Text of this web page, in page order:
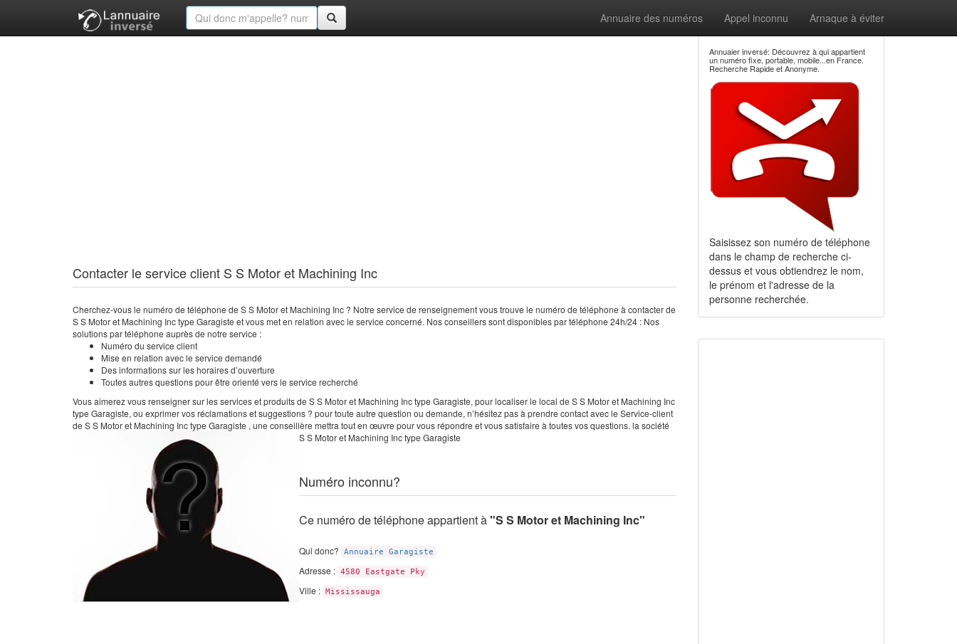
Annuaire des numéros Appel inconnu Arnaque à éviter
Contacter le service client S S Motor et Machining Inc
Cherchez-vous le numéro de téléphone de S S Motor et Machining Inc ? Notre service de renseignement vous trouve le numéro de téléphone à contacter de
S S Motor et Machining Inc type Garagiste et vous met en relation avec le service concerné. Nos conseillers sont disponibles par téléphone 24h/24 : Nos
solutions par téléphone auprès de notre service :
Numéro du service client
Mise en relation avec le service demandé
Des informations sur les horaires d’ouverture
Toutes autres questions pour être orienté vers le service recherché
Vous aimerez vous renseigner sur les services et produits de S S Motor et Machining Inc type Garagiste, pour localiser le local de S S Motor et Machining Inc
type Garagiste, ou exprimer vos réclamations et suggestions ? pour toute autre question ou demande, n’hésitez pas à prendre contact avec le Service-client
de S S Motor et Machining Inc type Garagiste , une conseillère mettra tout en œuvre pour vous répondre et vous satisfaire à toutes vos questions. la société
S S Motor et Machining Inc type Garagiste
Numéro inconnu?
Ce numéro de téléphone appartient à"S S Motor et Machining Inc"
Qui donc? Annuaire Garagiste
Adresse : 4580 Eastgate Pky
Ville : Mississauga
Annuaier inversé: Découvrez à qui appartient
un numéro fixe, portable, mobile...en France.
Recherche Rapide et Anonyme.
Saisissez son numéro de téléphone
dans le champ de recherche ci-
dessus et vous obtiendrez le nom,
le prénom et l'adresse de la
personne recherchée.